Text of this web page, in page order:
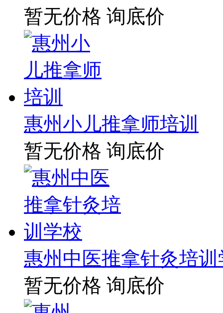
暂无价格 询底价
惠州小儿推拿师培训
暂无价格 询底价
惠州中医推拿针灸培训
暂无价格 询底价